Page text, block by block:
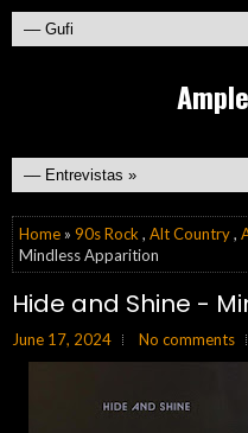
Home » 90s Rock , Alt Country,
Mindless Apparition
Hide and Shine -
June 17, 2024 No comments